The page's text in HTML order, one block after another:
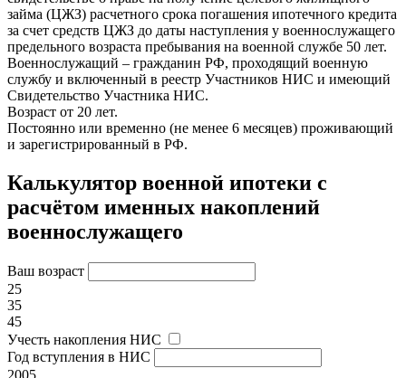
займа (ЦЖЗ) расчетного срока погашения ипотечного кредита
за счет средств ЦЖЗ до даты наступления у военнослужащего
предельного возраста пребывания на военной службе 50 лет.
Военнослужащий – гражданин РФ, проходящий военную
службу и включенный в реестр Участников НИС и имеющий
Свидетельство Участника НИС.
Возраст от 20 лет.
Постоянно или временно (не менее 6 месяцев) проживающий
и зарегистрированный в РФ.
Калькулятор военной ипотеки с
расчётом именных накоплений
военнослужащего
Ваш возраст
25
35
45
Учесть накопления НИС
Год вступления в НИС
2005